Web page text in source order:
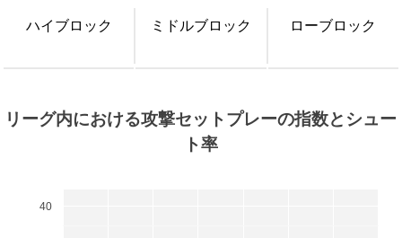
ハイブロック ミドルブロック ローブロック
リーグ内における攻撃セットプレーの指数とシュー
ト率
40